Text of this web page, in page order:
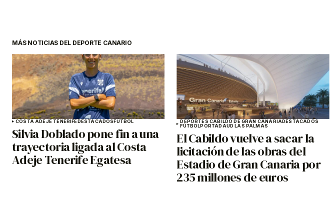
MÁS NOTICIAS DEL DEPORTE CANARIO
COSTA ADEJE TENERIFEDESTACADOSFÚTBOL
Silvia Doblado pone fin a una
trayectoria ligada al Costa
Adeje Tenerife Egatesa
DEPORTES CABILDO DE GRAN CANARIADESTACADOS
FÚTBOLPORTADAUD LAS PALMAS
El Cabildo vuelve a sacar la
licitación de las obras del
Estadio de Gran Canaria por
235 millones de euros